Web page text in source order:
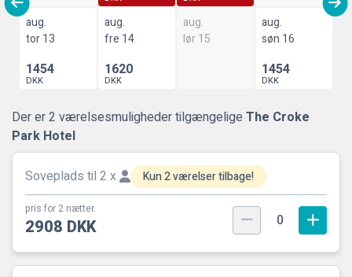
aug.
tor 13
1454
DKK
aug.
fre 14
1620
DKK
aug.
lør 15
aug.
søn 16
1454
DKK
Der er 2 værelsesmuligheder tilgængelige The Croke
Park Hotel
Soveplads til 2 x Kun 2 værelser tilbage!
pris for 2 nætter.
2908 DKK 0